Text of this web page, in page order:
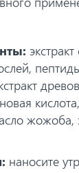
жожоба,
наносите